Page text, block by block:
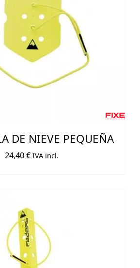
DE NIEVE PEQUEÑA
24,40€ IVA incl.